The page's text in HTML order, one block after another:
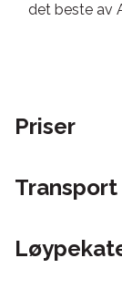
det beste av
Priser